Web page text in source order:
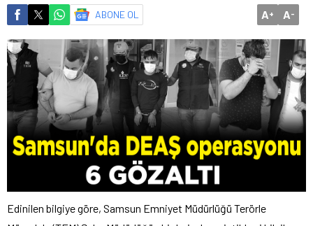
ABONE OL A+ A-
Edinilen bilgiye göre, Samsun Emniyet Müdürlüğü Terörle